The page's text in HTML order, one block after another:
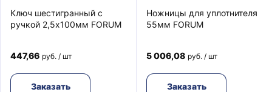
Ключ шестигранный с
ручкой 2,5х100мм FORUM
447,66 руб. / шт
Заказать
Ножницы для уплотнителя
55мм FORUM
5 006,08 руб. / шт
Заказать